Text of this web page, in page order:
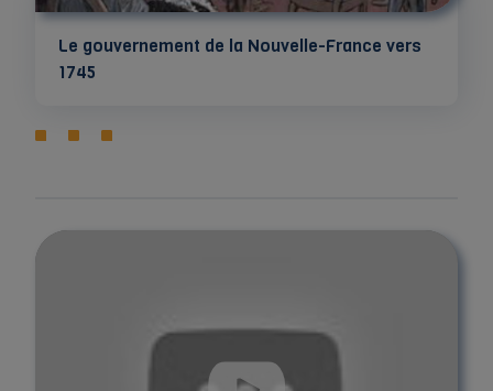
Le gouvernement de la Nouvelle-France vers
1745